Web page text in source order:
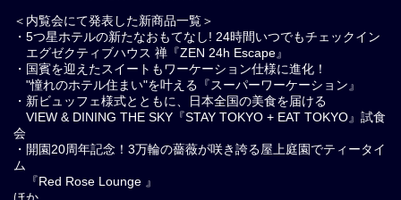
＜内覧会にて発表した新商品一覧＞
・5つ星ホテルの新たなおもてなし! 24時間いつでもチェックイン
エグゼクティブハウス 禅『ZEN 24h Escape』
・国賓を迎えたスイートもワーケーション仕様に進化！
"憧れのホテル住まい"を叶える『スーパーワーケーション』
・新ビュッフェ様式とともに、日本全国の美食を届ける
VIEW & DINING THE SKY『STAY TOKYO + EAT TOKYO』試食
会
・開園20周年記念！3万輪の薔薇が咲き誇る屋上庭園でティータイ
ム
『Red Rose Lounge 』